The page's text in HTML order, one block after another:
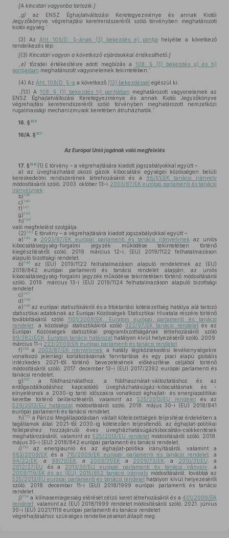
[A kincstári vagyonba tartozik:]
g) az ENSZ Éghajlatváltozási Keretegyezménye és annak Kiotói
Jegyzőkönyve végrehajtási keretrendszeréről szóló törvényben meghatározott
kiotói egység.”
(3) Az Áht. 109/D. §-ának (3) bekezdés e) pontja helyébe a következő
rendelkezés lép:
[(3) Kincstári vagyon a következő eljárásokkal értékesíthető:]
e) tőzsdei értékesítésre adott megbízás a 108. § (1) bekezdés g) és h)
pontjaiban meghatározott vagyonelemek tekintetében.”
(4) Az Áht. 109/D. §-a a következő (13) bekezdéssel egészül ki:
„(13) A 108. § (1) bekezdés h) pontjában meghatározott vagyonelemek az
ENSZ Éghajlatváltozási Keretegyezménye és annak Kiotói Jegyzőkönyve
végrehajtási keretrendszeréről szóló törvényben meghatározott nemzetközi
rugalmassági mechanizmusok keretében átruházhatók.”
16. § 136
16/A. § 137
Az Európai Unió jogának való megfelelés
17. § 138 (1) E törvény – a végrehajtására kiadott jogszabályokkal együtt –
a) az üvegházhatást okozó gázok kibocsátási egységei közösségen belüli
kereskedelmi rendszerének létrehozásáról és a
96/61/EK tanácsi irányelv
módosításáról szóló, 2003. október 13-i 2003/87/EK európai parlamenti és tanácsi
irányelvnek,
b) 139
c) 140
f) 141
g) 142
h) 143
való megfelelést szolgálja.
(2) 144 E törvény – a végrehajtására kiadott jogszabályokkal együtt –
a) 145 a 2003/87/EK európai parlamenti és tanácsi irányelvnek az uniós
kibocsátásiegység-forgalmi jegyzék működése tekintetében történő
kiegészítéséről szóló, 2019. március 12-i, (EU) 2019/1122 felhatalmazáson
alapuló bizottsági rendelet,
b) 146
az (EU) 2019/1122 felhatalmazáson alapuló rendeletnek az (EU)
2018/842 európai parlamenti és tanácsi rendelet alapján, az uniós
kibocsátásiegység-forgalmi jegyzék működése tekintetében történő módosításáról
szóló, 2019. március 13-i (EU) 2019/1124 felhatalmazáson alapuló bizottsági
rendelet
c) 147
d) 148
e) 149 az európai statisztikákról és a titoktartási kötelezettség hatálya alá tartozó
statisztikai adatoknak az Európai Közösségek Statisztikai Hivatala részére történő
továbbításáról szóló 1101/2008/EK, Euratom európai parlamenti és tanácsi
rendelet,
a közösségi statisztikákról szóló 322/97/EK tanácsi rendeletés az
Európai Közösségek statisztikai programbizottságának létrehozásáról szóló
89/382/EGK, Euratom tanácsi határozat hatályon kívül helyezéséről szóló, 2009.
március 11-i 223/2009/EK európai parlamenti és tanácsi rendelet
f) 150 a 2003/87/EK irányelvnek
a hatály légiközlekedési tevékenységekre
vonatkozó jelenlegi korlátozásainak fenntartása és egy piaci alapú globális
intézkedés 2021-től történő bevezetésének előkészítése céljából történő
módosításáról szóló, 2017. december 13-i (EU) 2017/2392 európai parlamenti és
tanácsi rendelet,
g) 151
a földhasználathoz, a földhasználat-változtatáshoz és az
erdőgazdálkodáshoz kapcsolódó üvegházhatásúgáz-kibocsátásnak és -
elnyelésnek a 2030-ig tartó időszakra vonatkozó éghajlat- és energiapolitikai
keretbe történő beillesztéséről, valamint az 525/2013/EU rendeletés az
529/2013/EU határozat módosításáról szóló, 2018. május 30-i (EU) 2018/841
európai parlamenti és tanácsi rendelet,
h) 152 a Párizsi Megállapodásban vállalt kötelezettségek teljesítése érdekében a
tagállamok által 2021-től 2030-ig kötelezően teljesítendő, az éghajlat-politikai
fellépéshez hozzájáruló éves üvegházhatásúgázkibocsátás-csökkentések
meghatározásáról, valamint az525/2013/EU rendeletmódosításáról szóló, 2018.
május 30-i (EU) 2018/842 európai parlamenti és tanácsi rendelet,
i) 153
az energiaunió és az éghajlat-politika irányításáról, valamint a
663/2009/EK és a 715/2009/EK európai parlamenti és tanácsi rendelet,
a
94/22/EK , a 98/70/EK , a 2009/31/EK a 2009/73/EK , a 2010/31/EU , a
2012/27/EU és a 2013/30/EU európai parlamenti és tanácsi irányelv,
a
2009/119/EK és az (EU) 2015/652 tanácsi irányelv módosításáról, továbbá az
525/2013/EU európai parlamenti és tanácsi rendelethatályon kívül helyezéséről
szóló, 2018. december 11-i (EU) 2018/1999 európai parlamenti és tanácsi
rendelet
j) 154 a klímasemlegesség elérését célzó keret létrehozásáról és a 401/2009/EK
rendelet, valamint az (EU) 2018/1999 rendelet módosításáról szóló, 2021. június
30-i (EU) 2021/1119 európai parlamenti és tanácsi rendelet
végrehajtásához szükséges rendelkezéseket állapít meg.